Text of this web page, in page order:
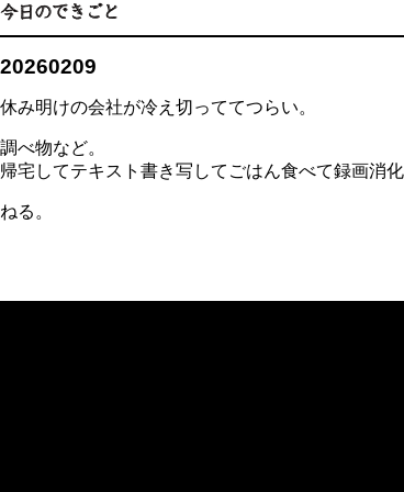
20260209
休み明けの会社が冷え切っててつらい。
調べ物など。
帰宅してテキスト書き写してごはん食べて録画消化
ねる。